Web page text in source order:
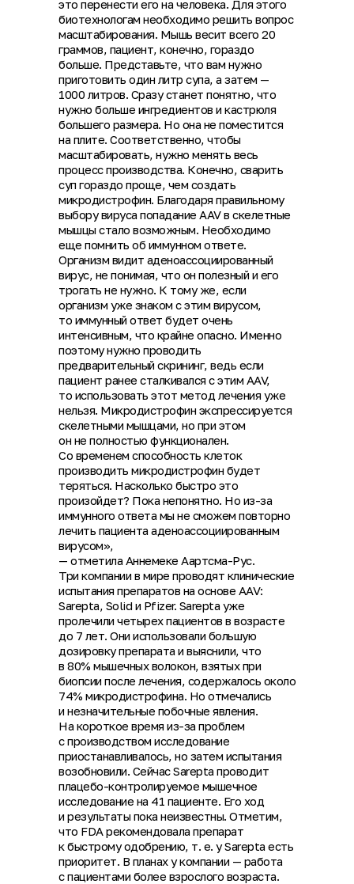
это перенести его на человека. Для этого
биотехнологам необходимо решить вопрос
масштабирования. Мышь весит всего 20
граммов, пациент, конечно, гораздо
больше. Представьте, что вам нужно
приготовить один литр супа, а затем —
1000 литров. Сразу станет понятно, что
нужно больше ингредиентов и кастрюля
большего размера. Но она не поместится
на плите. Соответственно, чтобы
масштабировать, нужно менять весь
процесс производства. Конечно, сварить
суп гораздо проще, чем создать
микродистрофин. Благодаря правильному
выбору вируса попадание AAV в скелетные
мышцы стало возможным. Необходимо
еще помнить об иммунном ответе.
Организм видит аденоассоциированный
вирус, не понимая, что он полезный и его
трогать не нужно. К тому же, если
организм уже знаком с этим вирусом,
то иммунный ответ будет очень
интенсивным, что крайне опасно. Именно
поэтому нужно проводить
предварительный скрининг, ведь если
пациент ранее сталкивался с этим AAV,
то использовать этот метод лечения уже
нельзя. Микродистрофин экспрессируется
скелетными мышцами, но при этом
он не полностью функционален.
Со временем способность клеток
производить микродистрофин будет
теряться. Насколько быстро это
произойдет? Пока непонятно. Но из-за
иммунного ответа мы не сможем повторно
лечить пациента аденоассоциированным
вирусом»,
— отметила Аннемеке Аартсма-Рус.
Три компании в мире проводят клинические
испытания препаратов на основе AAV:
Sarepta, Solid и Pfizer. Sarepta уже
пролечили четырех пациентов в возрасте
до 7 лет. Они использовали большую
дозировку препарата и выяснили, что
в 80% мышечных волокон, взятых при
биопсии после лечения, содержалось около
74% микродистрофина. Но отмечались
и незначительные побочные явления.
На короткое время из-за проблем
с производством исследование
приостанавливалось, но затем испытания
возобновили. Сейчас Sarepta проводит
плацебо-контролируемое мышечное
исследование на 41 пациенте. Его ход
и результаты пока неизвестны. Отметим,
что FDA рекомендовала препарат
к быстрому одобрению, т. е. у Sarepta есть
приоритет. В планах у компании — работа
с пациентами более взрослого возраста.